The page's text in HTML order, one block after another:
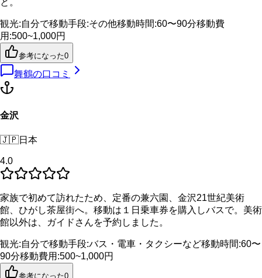
と。
観光:自分で移動手段:その他移動時間:60〜90分移動費
用 :500~1,000円
参考になった0
舞鶴の口コミ
金沢
🇯🇵日本
4.0
家族で初めて訪れたため、定番の兼六園、金沢21世紀美術
館、ひがし茶屋街へ。移動は１日乗車券を購入しバスで。美術
館以外は、ガイドさんを予約しました。
観光:自分で移動手段:バス・電車・タクシーなど移動時間:60〜
90分移動費用 :500~1,000円
参考になった0